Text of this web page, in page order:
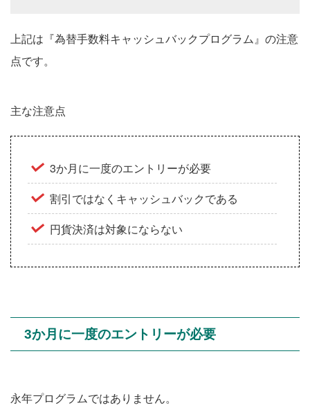
上記は『為替手数料キャッシュバックプログラム』の注意
点です。
主な注意点
3か月に一度のエントリーが必要
割引ではなくキャッシュバックである
円貨決済は対象にならない
3か月に一度のエントリーが必要
永年プログラムではありません。